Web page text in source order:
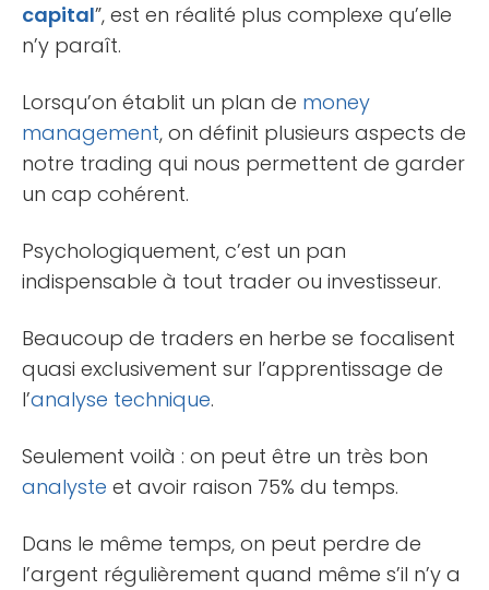
capital”, est en réalité plus complexe qu’elle
n’y paraît.
Lorsqu’on établit un plan de money
management, on définit plusieurs aspects de
notre trading qui nous permettent de garder
un cap cohérent.
Psychologiquement, c’est un pan
indispensable à tout trader ou investisseur.
Beaucoup de traders en herbe se focalisent
quasi exclusivement sur l’apprentissage de
l’analyse technique.
Seulement voilà : on peut être un très bon
analyste et avoir raison 75% du temps.
Dans le même temps, on peut perdre de
l’argent régulièrement quand même s’il n’y a